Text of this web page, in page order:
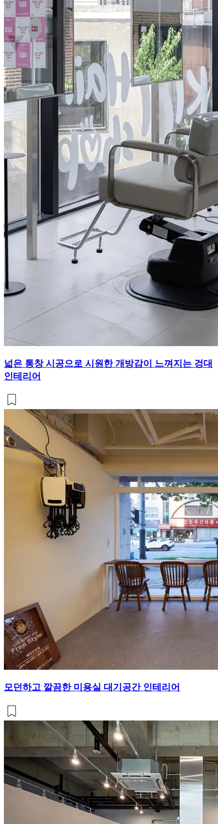
넓은 통창 시공으로 시원한 개방감이 느껴지는 겅대
인테리어
모던하고 깔끔한 미용실 대기공간 인테리어